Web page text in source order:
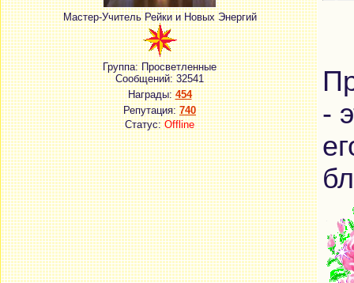
Мастер-Учитель Рейки и Новых Энергий
Группа: Просветленные
Сообщений:32541
Награды:454
Репутация:740
Статус:Offline
-